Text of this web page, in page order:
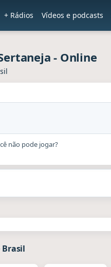
+ Rádios Vídeos e podcasts
- Online
não pode jogar?
Brasil